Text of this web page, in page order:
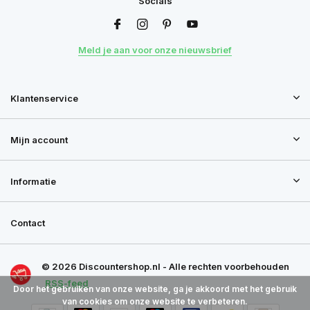
Meld je aan voor onze nieuwsbrief
Klantenservice
Mijn account
Informatie
Contact
© 2026 Discountershop.nl - Alle rechten voorbehouden
RSS-feed
Door het gebruiken van onze website, ga je akkoord met het gebruik
van cookies om onze website te verbeteren.